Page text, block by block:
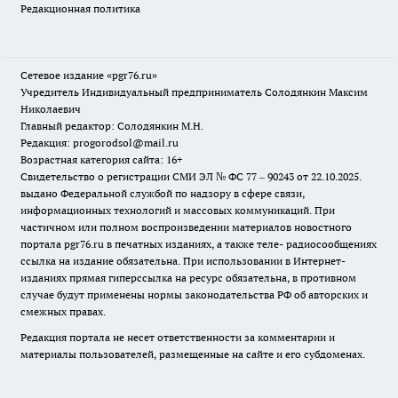
Редакционная политика
Сетевое издание «pgr76.ru»
Учредитель Индивидуальный предприниматель Солодянкин Максим
Николаевич
Главный редактор: Солодянкин М.Н.
Редакция: progorodsol@mail.ru
Возрастная категория сайта: 16+
Свидетельство о регистрации СМИ ЭЛ № ФС 77 – 90243 от 22.10.2025.
выдано Федеральной службой по надзору в сфере связи,
информационных технологий и массовых коммуникаций. При
частичном или полном воспроизведении материалов новостного
портала pgr76.ru в печатных изданиях, а также теле- радиосообщениях
ссылка на издание обязательна. При использовании в Интернет-
изданиях прямая гиперссылка на ресурс обязательна, в противном
случае будут применены нормы законодательства РФ об авторских и
смежных правах.
Редакция портала не несет ответственности за комментарии и
материалы пользователей, размещенные на сайте и его субдоменах.